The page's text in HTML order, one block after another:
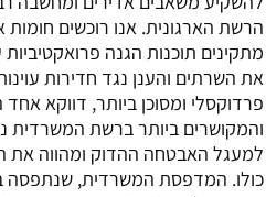
הרשת הארגונית. אנו רוכשים
מתקינים תוכנות הגנה
את השרתים והענן נגד חדירות
פרדוקסלי ומסוכן ביותר, דווקא
והמקושרים ביותר ברשת המשרדית
למעגל האבטחה ההדוק ומהווה את
כולו. המדפסת המשרדית, שנתפסה